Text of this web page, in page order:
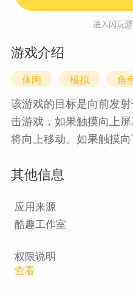
进入闪玩
游戏介绍
休闲 模拟 角
该游戏的目标是向前发
击游戏，如果触摸向上
将向上移动。如果触摸
锯相撞。自动发射子弹。
分进行比较
其他信息
应用来源
酷趣工作室
权限说明
查看